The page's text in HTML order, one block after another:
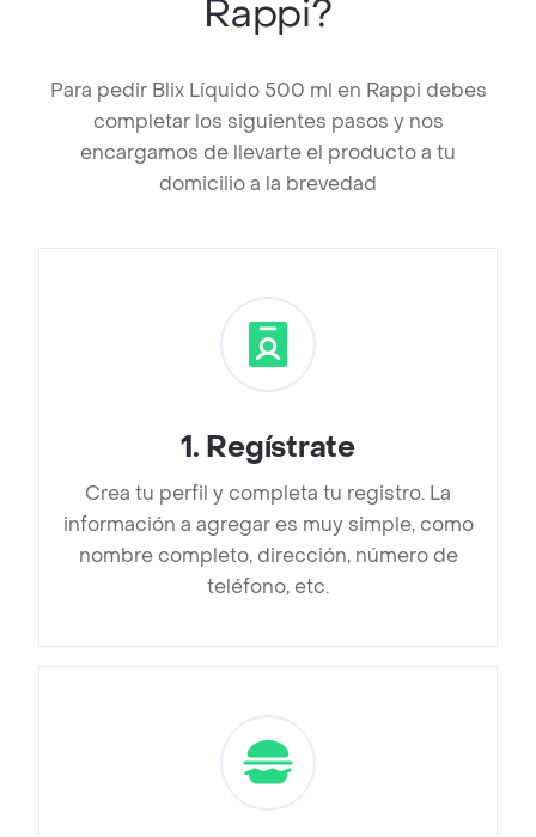
Rappi?
Para pedir Blix Líquido 500 ml en Rappi debes
completar los siguientes pasos y nos
encargamos de llevarte el producto a tu
domicilio a la brevedad
1. Regístrate
Crea tu perfil y completa tu registro. La
información a agregar es muy simple, como
nombre completo, dirección, número de
teléfono, etc.